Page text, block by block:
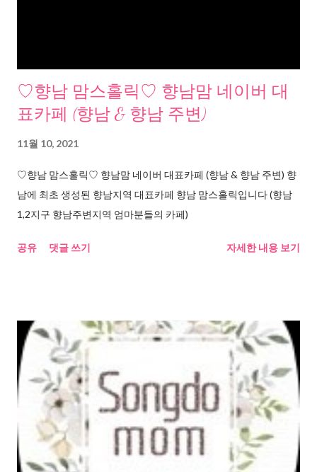
♡향남 맘스홀릭♡ 향남맘 네이버 대
표카페 (향남 & 향남 주변)
11월 10, 2021
♡향남 맘스홀릭♡ 향남맘 네이버 대표카페 (향남 & 향남 주변) 향
남에 최초 생성된 향남지역 대표카페 향남 맘스홀릭입니다 (향남
1,2지구 향남주변지역 엄마분들의 카페)
공유 댓글 쓰기 자세한 내용 보기